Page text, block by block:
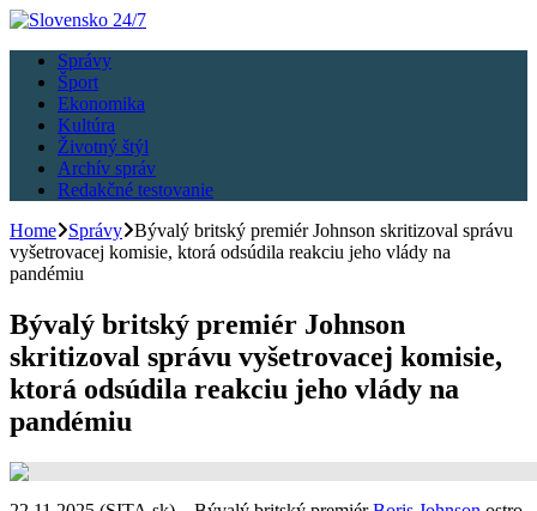
Správy
Šport
Ekonomika
Kultúra
Životný štýl
Archív správ
Redakčné testovanie
Home
Správy Bývalý britský premiér Johnson skritizoval správu
vyšetrovacej komisie, ktorá odsúdila reakciu jeho vlády na
pandémiu
Bývalý britský premiér Johnson
skritizoval správu vyšetrovacej komisie,
ktorá odsúdila reakciu jeho vlády na
pandémiu